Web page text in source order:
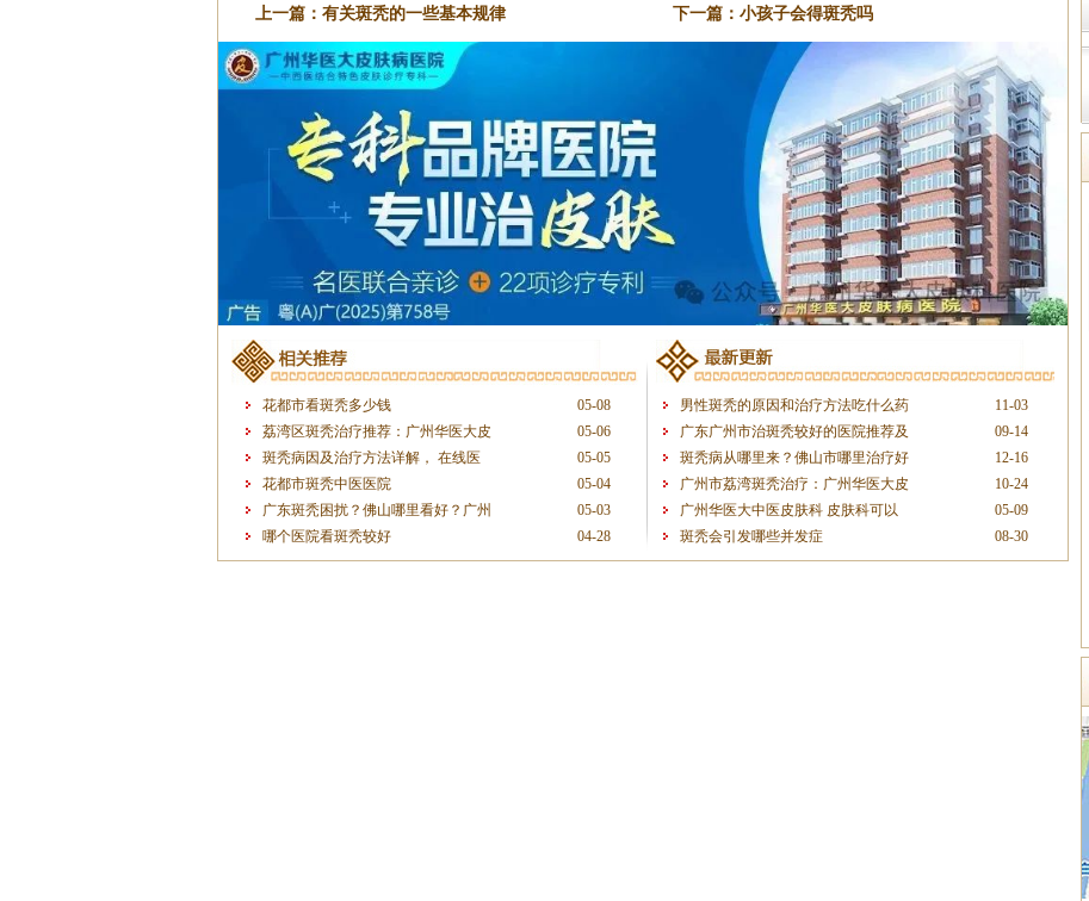
下一篇： 小孩子会得斑秃吗
上一篇： 有关斑秃的一些基本规律
05-08
花都市看斑秃多少钱
05-06
荔湾区斑秃治疗推荐：广州华医大皮
05-05
斑秃病因及治疗方法详解， 在线医
05-04
花都市斑秃中医医院
05-03
广东斑秃困扰？佛山哪里看好？广州
04-28
哪个医院看斑秃较好
11-03
男性斑秃的原因和治疗方法吃什么药
09-14
广东广州市治斑秃较好的医院推荐及
12-16
斑秃病从哪里来？佛山市哪里治疗好
10-24
广州市荔湾斑秃治疗：广州华医大皮
05-09
广州华医大中医皮肤科 皮肤科可以
08-30
斑秃会引发哪些并发症